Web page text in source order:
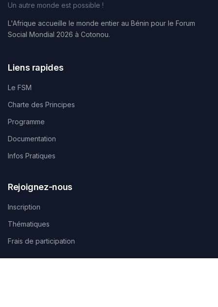
Un autre monde est possible !
L'Afrique accueille le monde entier au Bénin pour le Forum
Social Mondial 2026 à Cotonou.
Liens rapides
Le FSM
Charte des Principes
Programme
Documentation
Infos Pratiques
Rejoignez-nous
Inscription
Thématiques
Frais de participation